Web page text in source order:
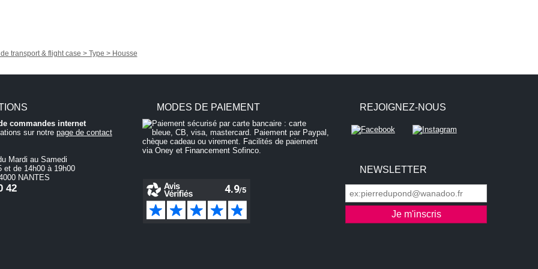
transport & flight case > Type > Housse
commandes internet
sur notre page de contact
Mardi au Samedi
et de 14h00 à 19h00
NANTES
42
MODES DE PAIEMENT REJOIGNEZ-NOUS
NEWSLETTER